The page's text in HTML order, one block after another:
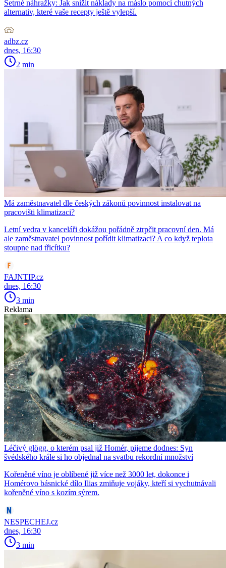
Šetrné náhražky: Jak snížit náklady na máslo pomocí chutných
alternativ, které vaše recepty ještě vylepší.
adbz.cz
dnes, 16:30
2 min
Má zaměstnavatel dle českých zákonů povinnost instalovat na
pracovišti klimatizaci?
Letní vedra v kanceláři dokážou pořádně ztrpčit pracovní den. Má
ale zaměstnavatel povinnost pořídit klimatizaci? A co když teplota
stoupne nad třicítku?
FAJNTIP.cz
dnes, 16:30
3 min
Reklama
Léčivý glögg, o kterém psal již Homér, pijeme dodnes: Syn
švédského krále si ho objednal na svatbu rekordní množství
Kořeněné víno je oblíbené již více než 3000 let, dokonce i
Homérovo básnické dílo Ilias zmiňuje vojáky, kteří si vychutnávali
kořeněné víno s kozím sýrem.
NESPECHEJ.cz
dnes, 16:30
3 min